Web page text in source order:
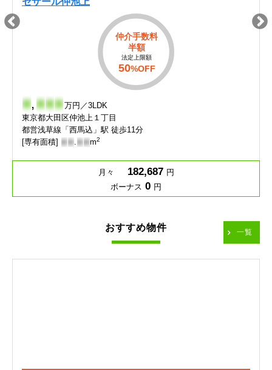
仲介手数料
半額
法定上限額
50%OFF
- ,- - - 万円／3LDK
東京都大田区仲池上１丁目
都営浅草線「西馬込」駅 徒歩11分
[専有面積] - - .- - m2
月々 182,687 円
ボーナス 0 円
おすすめ物件 一覧